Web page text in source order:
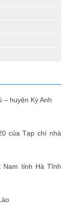
– huyện Kỳ Anh
của Tạp chí nhà
Nam tỉnh Hà Tĩnh